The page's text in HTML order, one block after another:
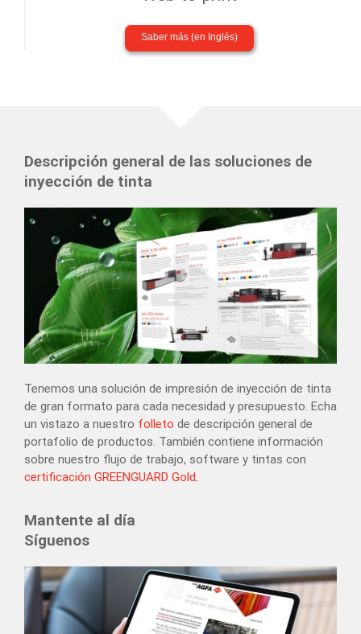
Saber más (en Inglés)
Descripción general de las soluciones de
inyección de tinta
Tenemos una solución de impresión de inyección de tinta
de gran formato para cada necesidad y presupuesto. Echa
un vistazo a nuestro folleto de descripción general de
portafolio de productos. También contiene información
sobre nuestro flujo de trabajo, software y tintas con
certificación GREENGUARD Gold.
Mantente al día
Síguenos